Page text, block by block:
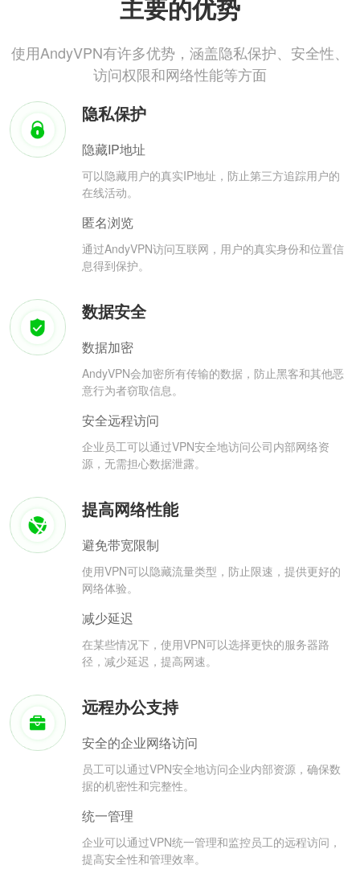
主要的优势
使用AndyVPN有许多优势，涵盖隐私保护、安全性、
访问权限和网络性能等方面
隐私保护
隐藏IP地址
可以隐藏用户的真实IP地址，防止第三方追踪用户的
在线活动。
匿名浏览
通过AndyVPN访问互联网，用户的真实身份和位置信
息得到保护。
数据安全
数据加密
AndyVPN会加密所有传输的数据，防止黑客和其他恶
意行为者窃取信息。
安全远程访问
企业员工可以通过VPN安全地访问公司内部网络资
源，无需担心数据泄露。
提高网络性能
避免带宽限制
使用VPN可以隐藏流量类型，防止限速，提供更好的
网络体验。
减少延迟
在某些情况下，使用VPN可以选择更快的服务器路
径，减少延迟，提高网速。
远程办公支持
安全的企业网络访问
员工可以通过VPN安全地访问企业内部资源，确保数
据的机密性和完整性。
统一管理
企业可以通过VPN统一管理和监控员工的远程访问，
提高安全性和管理效率。